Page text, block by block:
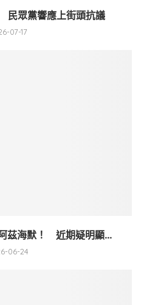
民眾黨響應上街頭抗議
07-17
茲海默！ 近期疑明顯...
06-24